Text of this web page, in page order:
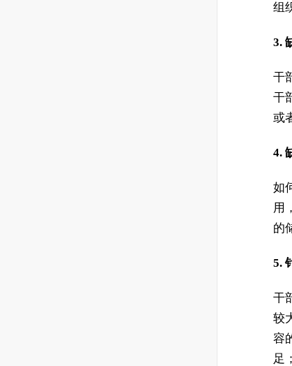
组
3.
干
干
或
4.
如
用
的
5.
干
较
容
足